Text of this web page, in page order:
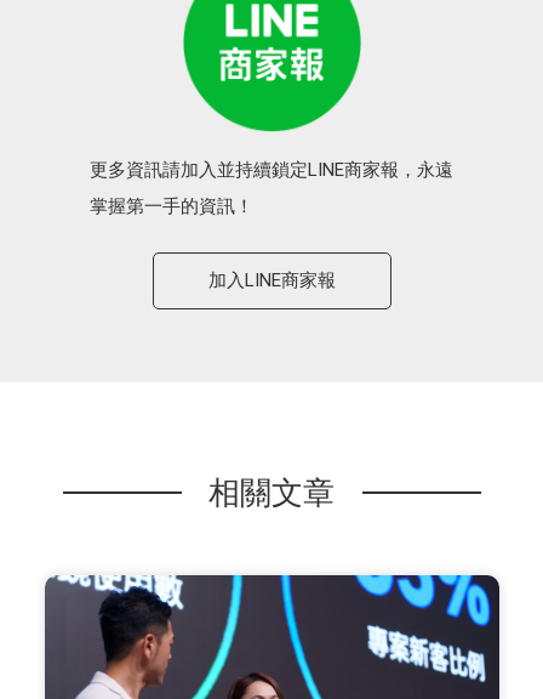
更多資訊請加入並持續鎖定LINE商家報，永遠
掌握第一手的資訊！
加入LINE商家報
相關文章